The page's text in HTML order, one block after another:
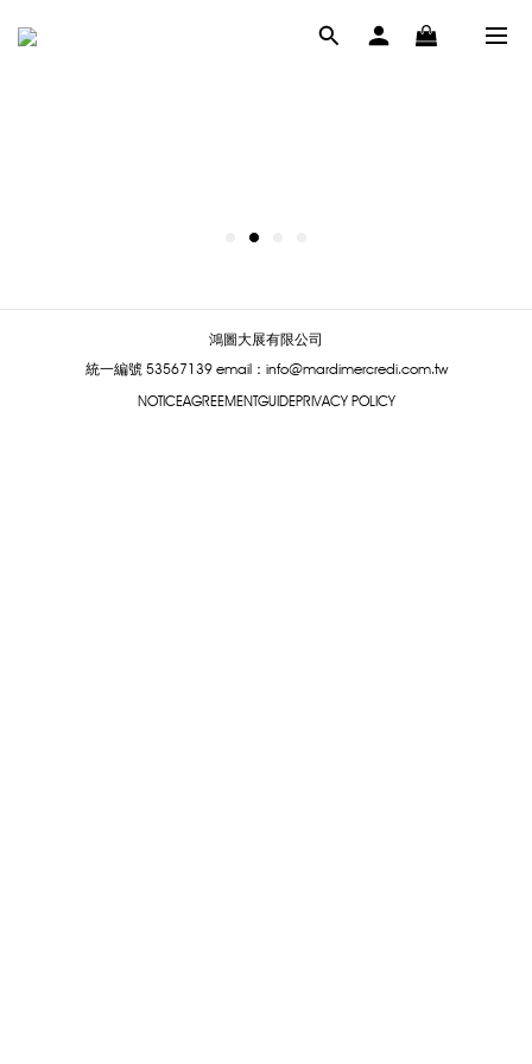
鴻圖大展有限公司
統一編號 53567139 email：info@mardimercredi.com.tw
NOTICEAGREEMENTGUIDEPRIVACY POLICY